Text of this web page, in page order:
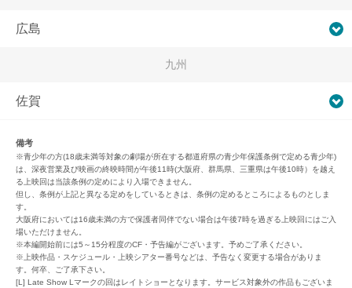
広島
九州
佐賀
備考
※青少年の方(18歳未満等対象の劇場が所在する都道府県の青少年保護条例で定める青少年)
は、深夜営業及び映画の終映時間が午後11時(大阪府、群馬県、三重県は午後10時）を越え
る上映回は当該条例の定めにより入場できません。
但し、条例が上記と異なる定めをしているときは、条例の定めるところによるものとしま
す。
大阪府においては16歳未満の方で保護者同伴でない場合は午後7時を過ぎる上映回にはご入
場いただけません。
※本編開始前には5～15分程度のCF・予告編がございます。予めご了承ください。
※上映作品・スケジュール・上映シアター番号などは、予告なく変更する場合がありま
す。何卒、ご了承下さい。
[L] Late Show Lマークの回はレイトショーとなります。サービス対象外の作品もございま